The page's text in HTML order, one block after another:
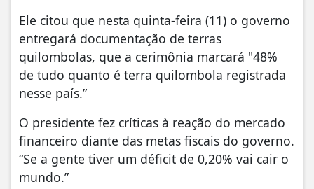
Ele citou que nesta quinta-feira (11) o governo
entregará documentação de terras
quilombolas, que a cerimônia marcará "48%
de tudo quanto é terra quilombola registrada
nesse país.”
O presidente fez críticas à reação do mercado
financeiro diante das metas fiscais do governo.
“Se a gente tiver um déficit de 0,20% vai cair o
mundo.”